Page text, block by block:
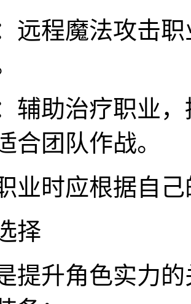
远程魔法攻击
辅助治疗职业
合团队作战。
业时应根据自
择
提升角色实力